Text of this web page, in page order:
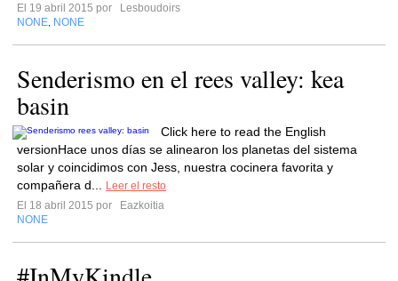
El 19 abril 2015 por
Lesboudoirs
NONE NONE
Senderismo en el rees valley: kea
basin
Click here to read the English
versionHace unos días se alinearon los planetas del sistema
solar y coincidimos con Jess, nuestra cocinera favorita y
compañera d...
Leer el resto
El 18 abril 2015 por
Eazkoitia
NONE